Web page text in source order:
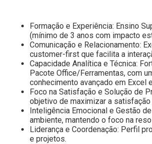
Formação e Experiência: Ensino
(mínimo de 3 anos com impacto
Comunicação e Relacionamento:
customer-first que facilita a
Capacidade Analítica e Técnica:
Pacote Office/Ferramentas, com
conhecimento avançado em Excel
Foco na Satisfação e Solução de
objetivo de maximizar a
Inteligência Emocional e Gestão
ambiente, mantendo o foco na
Liderança e Coordenação: Perfil
e projetos.